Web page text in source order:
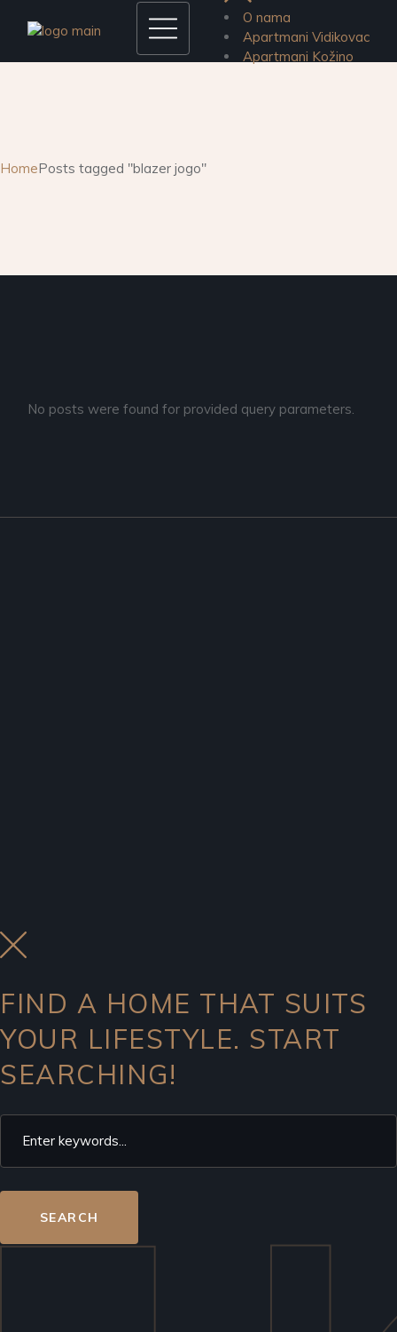
O nama
Apartmani Vidikovac
Apartmani Kožino
HomePosts tagged "blazer jogo"
No posts were found for provided query parameters.
FIND A HOME THAT SUITS
YOUR LIFESTYLE. START
SEARCHING!
SEARCH